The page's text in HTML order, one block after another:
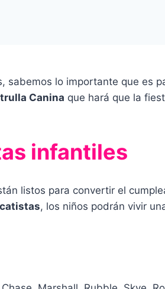
sabemos lo importante que es
Canina que hará que la
infantiles
listos para convertir el
, los niños podrán vivir